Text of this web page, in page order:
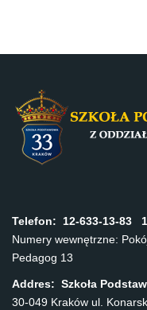
Telefon:
12-633-13-83
Numery wewnętrzne:
Pedagog 13
Addres: Szkoła
30-049 Kraków ul.